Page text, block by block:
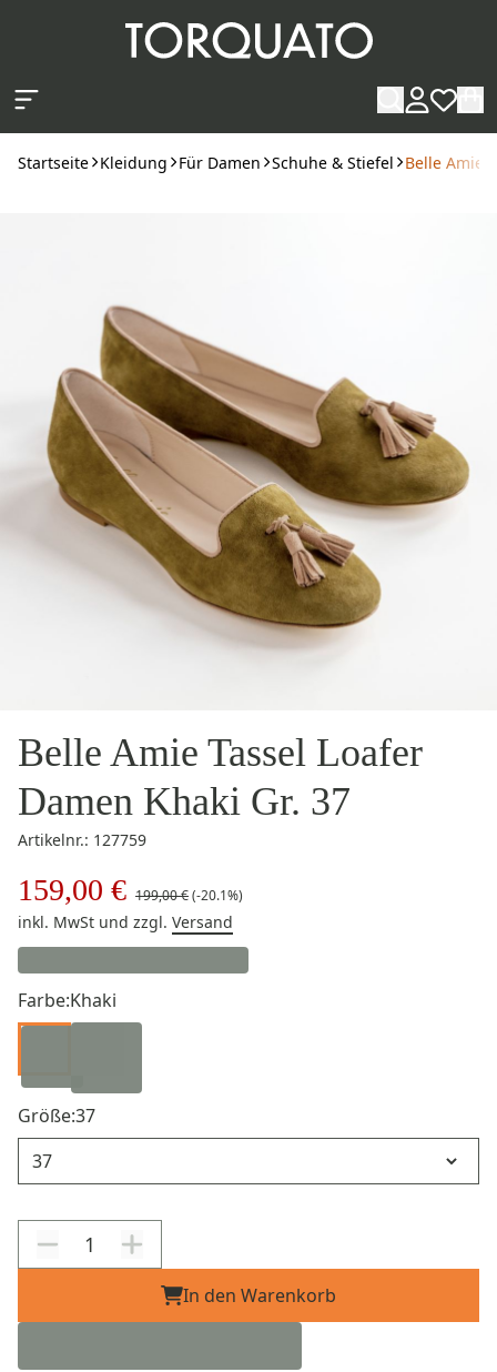
Startseite Kleidung Für Damen Schuhe & Stiefel Belle Amie
Belle Amie Tassel Loafer
Damen Khaki Gr. 37
Artikelnr.: 127759
159,00 € 199,00 €(-20.1%)
inkl. MwSt und zzgl. Versand
Farbe:Khaki
Größe:37
In den Warenkorb